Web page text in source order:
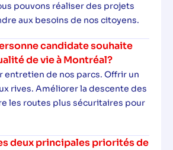
pouvons réaliser des projets
aux besoins de nos citoyens.
candidate souhaite
de vie à Montréal?
entretien de nos parcs. Offrir un
rives. Améliorer la descente des
les routes plus sécuritaires pour
deux principales priorités de